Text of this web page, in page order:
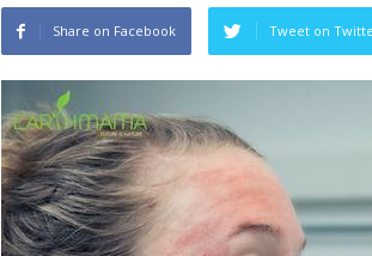
Share on Facebook Tweet on